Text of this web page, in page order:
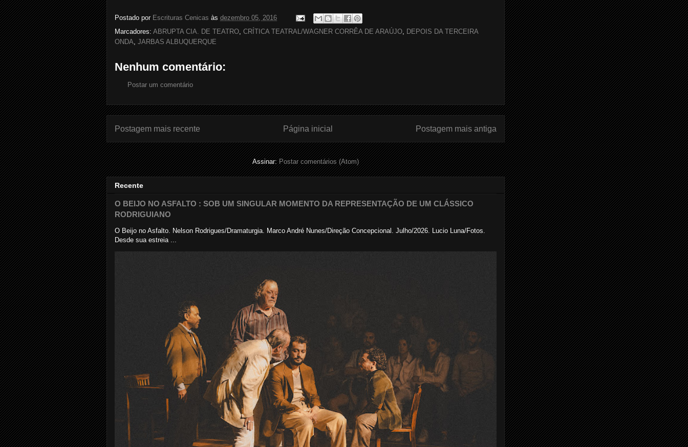
Postado por Escrituras Cenicas às dezembro 05, 2016
Marcadores: ABRUPTA CIA. DE TEATRO CRÍTICA TEATRAL/WAGNER CORRÊA DE ARAÚJO DEPOIS DA TERCEIRA
ONDA JARBAS ALBUQUERQUE
Nenhum comentário:
Postar um comentário
Postagem mais recente Postagem mais antiga
Página inicial
Assinar:Postar comentários (Atom)
Recente
O BEIJO NO ASFALTO : SOB UM SINGULAR MOMENTO DA REPRESENTAÇÃO DE UM CLÁSSICO
RODRIGUIANO
O Beijo no Asfalto. Nelson Rodrigues/Dramaturgia. Marco André Nunes/Direção Concepcional. Julho/2026. Lucio Luna/Fotos.
Desde sua estreia ...